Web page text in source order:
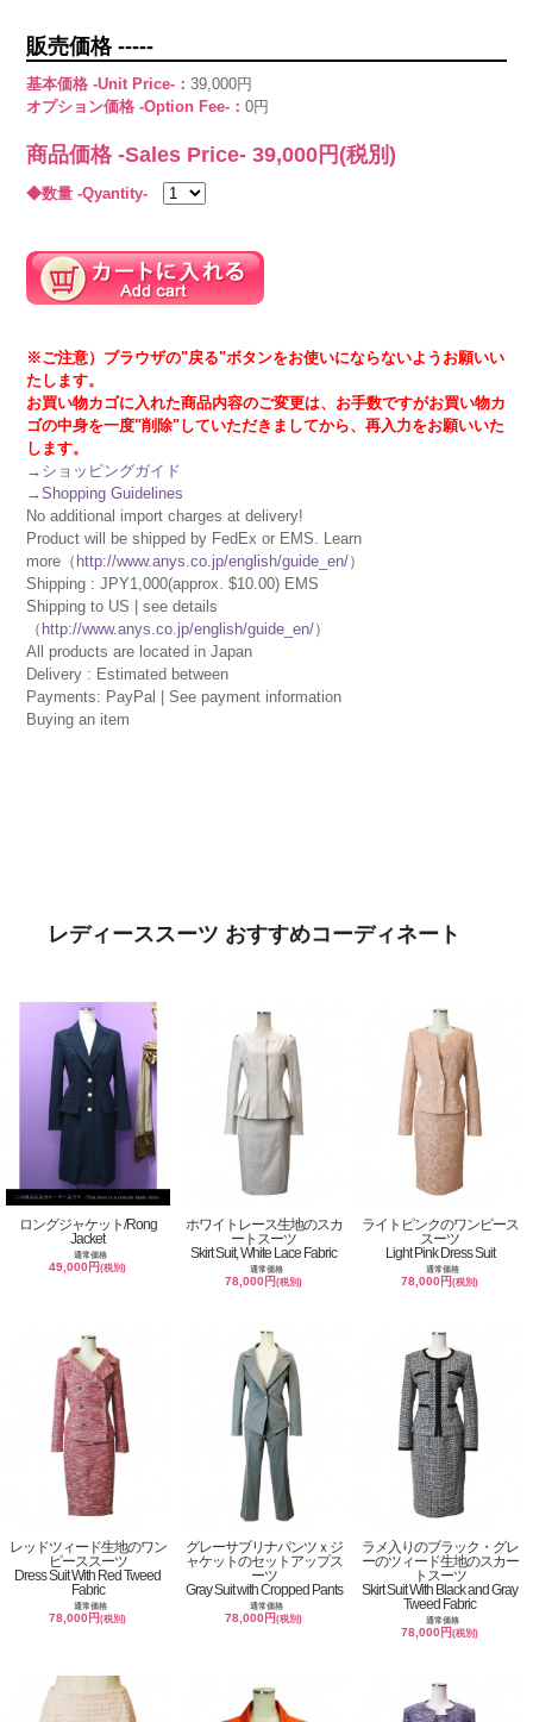
販売価格 -----
基本価格 -Unit Price-：39,000円
オプション価格 -Option Fee-：0円
商品価格 -Sales Price-39,000 円(税別)
◆数量 -Qyantity-
※ご注意）ブラウザの"戻る"ボタンをお使いにならないようお願いい
たします。
お買い物カゴに入れた商品内容のご変更は、お手数ですがお買い物カ
ゴの中身を一度"削除"していただきましてから、再入力をお願いいた
します。
→ ショッピングガイド
→Shopping Guidelines
No additional import charges at delivery!
Product will be shipped by FedEx or EMS. Learn
more（ http://www.anys.co.jp/english/guide_en/）
Shipping : JPY1,000(approx. $10.00) EMS
Shipping to US | see details
（ http://www.anys.co.jp/english/guide_en/）
All products are located in Japan
Delivery : Estimated between
Payments: PayPal | See payment information
Buying an item
レディーススーツ おすすめコーディネート
ロングジャケット/Rong
Jacket
通常価格
49,000円(税別)
ホワイトレース生地のスカ
ートスーツ
Skirt Suit, White Lace Fabric
通常価格
78,000円(税別)
ライトピンクのワンピース
スーツ
Light Pink Dress Suit
通常価格
78,000円(税別)
レッドツィード生地のワン
ピーススーツ
Dress Suit With Red Tweed
Fabric
通常価格
78,000円(税別)
グレーサブリナパンツｘジ
ャケットのセットアップス
ーツ
Gray Suit with Cropped Pants
通常価格
78,000円(税別)
ラメ入りのブラック・グレ
ーのツィード生地のスカー
トスーツ
Skirt Suit With Black and Gray
Tweed Fabric
通常価格
78,000円(税別)